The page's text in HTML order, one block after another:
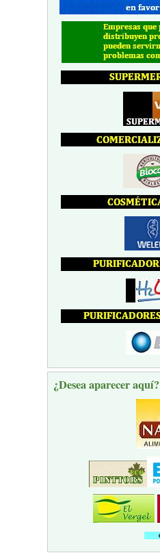
¿Desea aparecer aquí?